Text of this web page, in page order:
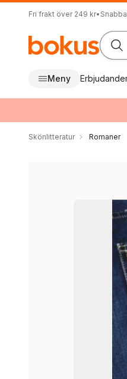
Fri frakt över 249 kr•
Meny
Skönlitteratur Romaner